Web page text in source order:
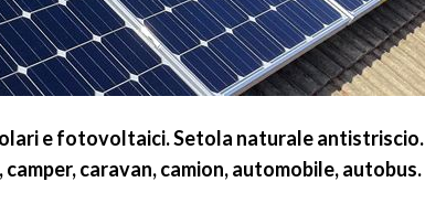
e fotovoltaici. Setola naturale antistriscio.
caravan, camion, automobile, autobus.